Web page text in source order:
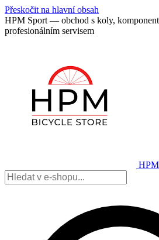
Přeskočit na hlavní obsah
HPM Sport — obchod s koly,
profesionálním servisem